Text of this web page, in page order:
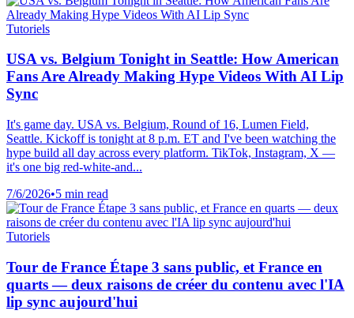
Tutoriels
USA vs. Belgium Tonight in Seattle: How American
Fans Are Already Making Hype Videos With AI Lip
Sync
It's game day. USA vs. Belgium, Round of 16, Lumen Field,
Seattle. Kickoff is tonight at 8 p.m. ET and I've been watching the
hype build all day across every platform. TikTok, Instagram, X —
it's one big red-white-and...
7/6/2026•5 min read
Tutoriels
Tour de France Étape 3 sans public, et France en
quarts — deux raisons de créer du contenu avec l'IA
lip sync aujourd'hui